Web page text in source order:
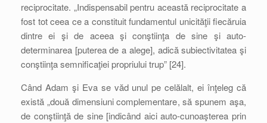
reciprocitate. „Indispensabil pentru această reciprocitate a
fost tot ceea ce a constituit fundamentul unicităţii fiecăruia
dintre ei şi de aceea şi conştiinţa de sine şi auto-
determinarea [puterea de a alege], adică subiectivitatea şi
conştiinţa semnificaţiei propriului trup” [24].
Când Adam şi Eva se văd unul pe celălalt, ei înţeleg că
există „două dimensiuni complementare, să spunem aşa,
de conştiinţă de sine [indicând aici auto-cunoaşterea prin